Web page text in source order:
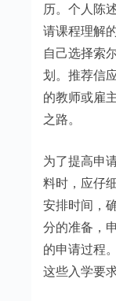
历。个人陈
请课程理解
自己选择索
划。推荐信
的教师或雇
之路。
为了提高申
料时，应仔
安排时间，
分的准备，
的申请过程
这些入学要